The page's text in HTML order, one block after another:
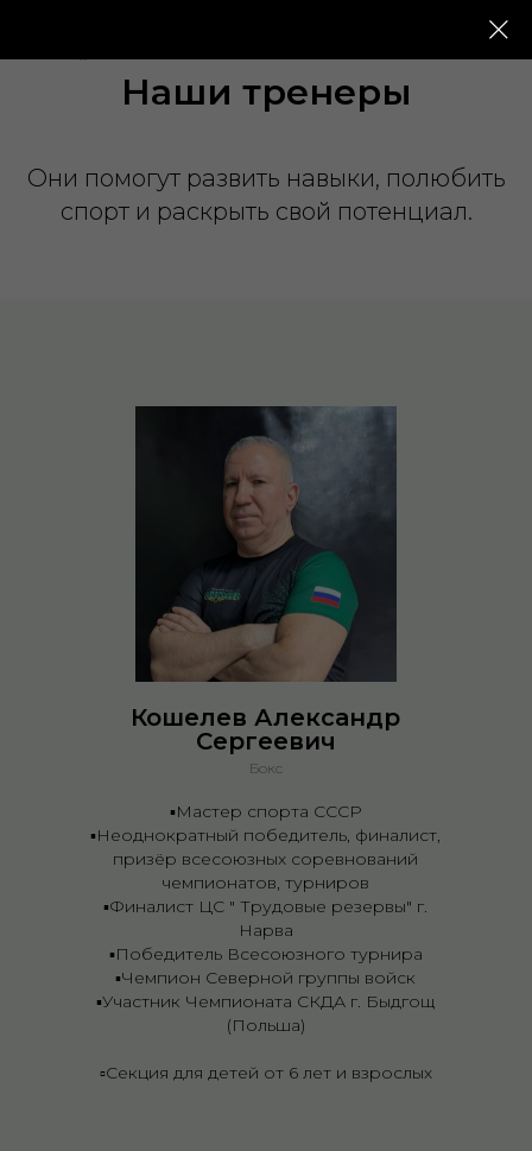
Наши тренеры
Они помогут развить навыки, полюбить
спорт и раскрыть свой потенциал.
Кошелев Александр
Сергеевич
Бокс
▪️Мастер спорта СССР
▪️Неоднократный победитель, финалист,
призёр всесоюзных соревнований
чемпионатов, турниров
▪️Финалист ЦС " Трудовые резервы" г.
Нарва
▪️Победитель Всесоюзного турнира
▪️Чемпион Северной группы войск
▪️Участник Чемпионата СКДА г. Быдгощ
(Польша)
▫️Секция для детей от 6 лет и взрослых